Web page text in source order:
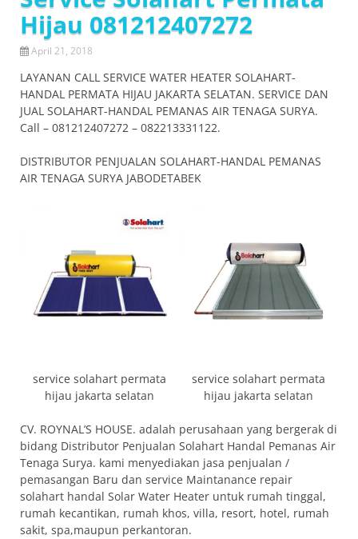
Hijau 081212407272
April 21, 2018
LAYANAN CALL SERVICE WATER HEATER SOLAHART-
HANDAL PERMATA HIJAU JAKARTA SELATAN. SERVICE DAN
JUAL SOLAHART-HANDAL PEMANAS AIR TENAGA SURYA.
Call – 081212407272 – 082213331122.
DISTRIBUTOR PENJUALAN SOLAHART-HANDAL PEMANAS
AIR TENAGA SURYA JABODETABEK
service solahart permata
hijau jakarta selatan
service solahart permata
hijau jakarta selatan
CV. ROYNAL’S HOUSE. adalah perusahaan yang bergerak di
bidang Distributor Penjualan Solahart Handal Pemanas Air
Tenaga Surya. kami menyediakan jasa penjualan /
pemasangan Baru dan service Maintanance repair
solahart handal Solar Water Heater untuk rumah tinggal,
rumah kecantikan, rumah khos, villa, resort, hotel, rumah
sakit, spa,maupun perkantoran.